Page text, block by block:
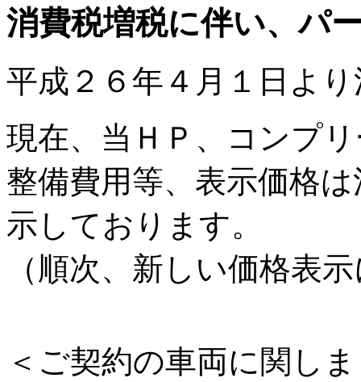
消費税増税に伴い、パ
平成２６年４月１日よ
現在、当ＨＰ、コンプ
整備費用等、表示価格
示しております。
（順次、新しい価格表
＜ご契約の車両に関し